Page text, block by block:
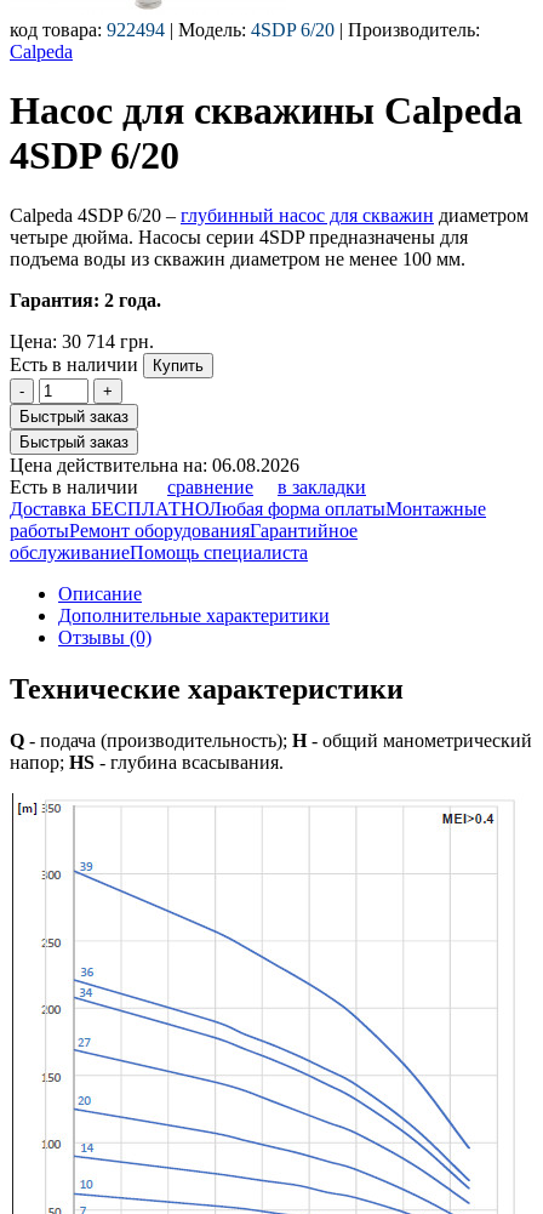
код товара: 922494 | Модель: 4SDP 6/20 | Производитель:
Calpeda
Насос для скважины Calpeda
4SDP 6/20
Calpeda 4SDP 6/20 – глубинный насос для скважин диаметром
четыре дюйма. Насосы серии 4SDP предназначены для
подъема воды из скважин диаметром не менее 100 мм.
Гарантия: 2 года.
Цена: 30 714 грн.
Есть в наличии
Купить
-
+
Быстрый заказ
Быстрый заказ
Цена действительна на: 06.08.2026
Есть в наличии
сравнение
в закладки
Доставка БЕСПЛАТНОЛюбая форма оплатыМонтажные
работыРемонт оборудованияГарантийное
обслуживаниеПомощь специалиста
Описание
Дополнительные характеритики
Отзывы (0)
Технические характеристики
Q - подача (производительность); H- общий манометрический
напор; HS - глубина всасывания.